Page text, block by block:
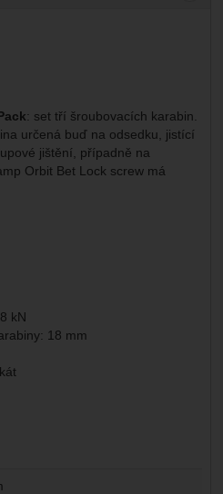
: set tří šroubovacích karabin.
určená buď na odsedku, jistící
jištění, případně na
Orbit Bet Lock screw má
kN
18 mm